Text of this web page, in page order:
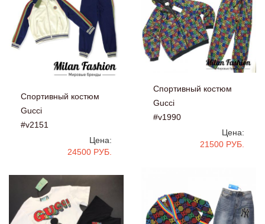
Спортивный костюм
Gucci
#v2151
Цена:
24500 РУБ.
Спортивный костюм
Gucci
#v1990
Цена:
21500 РУБ.